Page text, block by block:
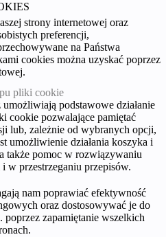
strony internetowej oraz
preferencji,
na Państwa
cookies można uzyskać poprzez
pliki cookie
umożliwiają podstawowe działanie
cookie pozwalające pamiętać
lub, zależnie od wybranych opcji,
umożliwienie działania koszyka i
także pomoc w rozwiązywaniu
w przestrzeganiu przepisów.
nam poprawiać efektywność
oraz dostosowywać je do
zapamiętanie wszelkich